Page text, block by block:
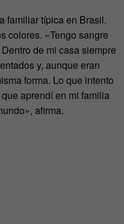
familiar típica en Brasil.
colores. «Tengo sangre
de mi casa siempre
y, aunque eran
forma. Lo que intento
aprendí en mi familia
afirma.